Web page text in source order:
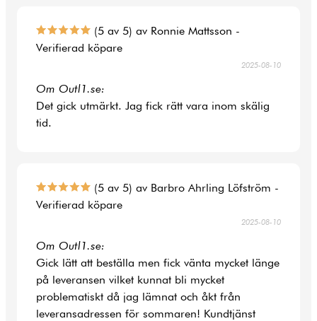
(5 av 5) av Ronnie Mattsson -
Verifierad köpare
2025-08-10
Om Outl1.se:
Det gick utmärkt. Jag fick rätt vara inom skälig
tid.
(5 av 5) av Barbro Ahrling Löfström -
Verifierad köpare
2025-08-10
Om Outl1.se:
Gick lätt att beställa men fick vänta mycket länge
på leveransen vilket kunnat bli mycket
problematiskt då jag lämnat och åkt från
leveransadressen för sommaren! Kundtjänst